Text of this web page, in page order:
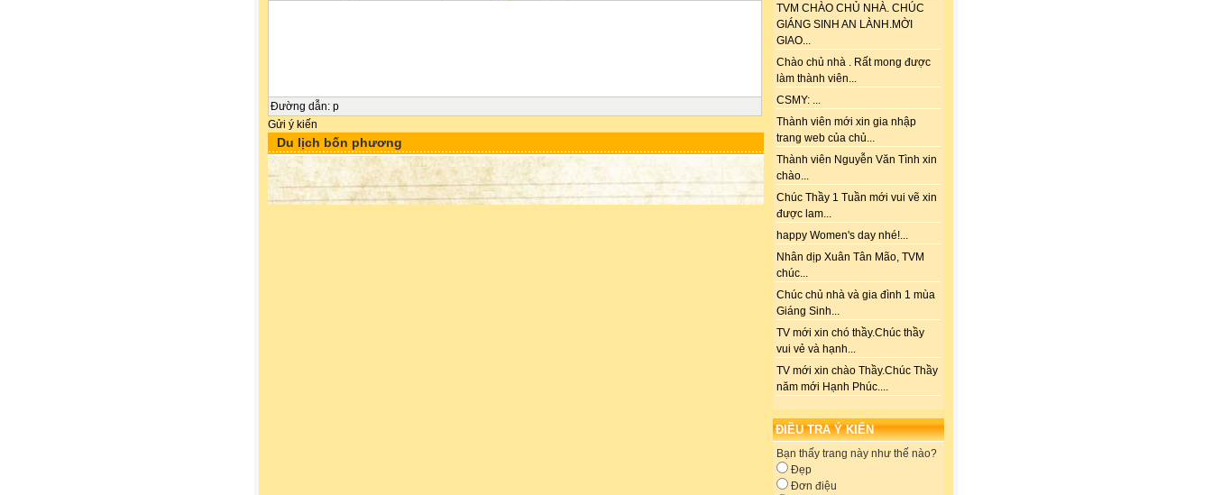
TVM CHÀO CHỦ NHÀ. CHÚC
GIÁNG SINH AN LÀNH.MỜI
GIAO...
Chào chủ nhà . Rất mong được
làm thành viên...
CSMY: ...
Thành viên mới xin gia nhập
trang web của chủ...
Thành viên Nguyễn Văn Tình xin
chào...
Chúc Thầy 1 Tuần mới vui vẽ xin
được lam...
happy Women's day nhé!...
Nhân dịp Xuân Tân Mão, TVM
chúc...
Chúc chủ nhà và gia đình 1 mùa
Giáng Sinh...
TV mới xin chó thầy.Chúc thầy
vui vẻ và hạnh...
TV mới xin chào Thầy.Chúc Thầy
năm mới Hạnh Phúc....
ĐIỀU TRA Ý KIẾN
Bạn thấy trang này như thế nào?
Đẹp
Đơn điệu
Đường dẫn: p
Gửi ý kiến
Du lịch bốn phương